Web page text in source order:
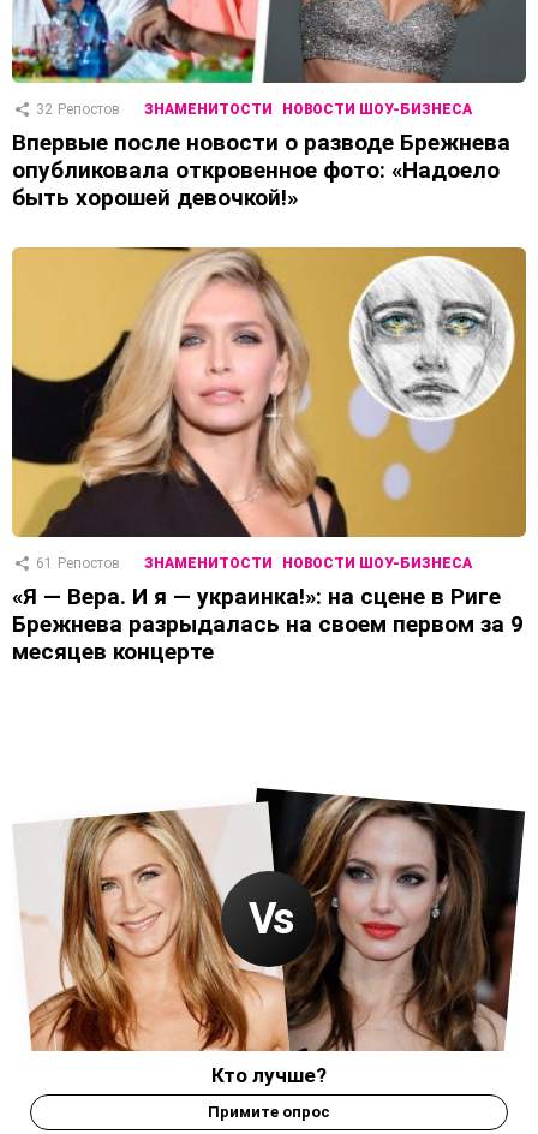
32 Репостов ЗНАМЕНИТОСТИ НОВОСТИ ШОУ-БИЗНЕСА
Впервые после новости о разводе Брежнева
опубликовала откровенное фото: «Надоело
быть хорошей девочкой!»
61 Репостов ЗНАМЕНИТОСТИ НОВОСТИ ШОУ-БИЗНЕСА
«Я — Вера. И я — украинка!»: на сцене в Риге
Брежнева разрыдалась на своем первом за 9
месяцев концерте
Кто лучше?
Примите опрос